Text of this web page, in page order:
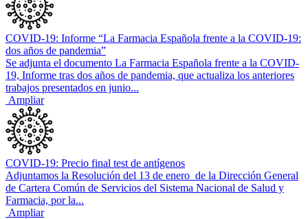
COVID-19: Informe “La Farmacia Española frente a la COVID-19:
dos años de pandemia”
Se adjunta el documento La Farmacia Española frente a la COVID-
19, Informe tras dos años de pandemia, que actualiza los anteriores
trabajos presentados en junio...
Ampliar
COVID-19: Precio final test de antígenos
Adjuntamos la Resolución del 13 de enero de la Dirección General
de Cartera Común de Servicios del Sistema Nacional de Salud y
Farmacia, por la...
Ampliar